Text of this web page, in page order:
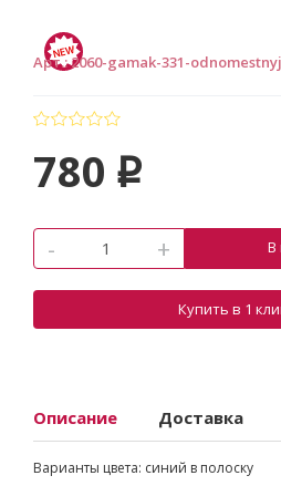
Арт.:2060-gamak-331-
780 p
- + В
Купить в 1
Описание Доставка
Варианты цвета: синий в полоску